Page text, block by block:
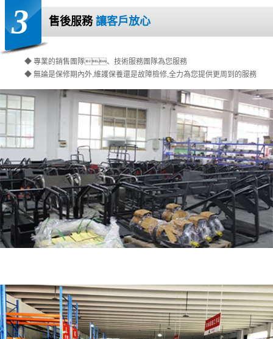
3 售後服務讓客戶放心
◆ 專業的銷售團隊、技術服務團隊為您服務
◆ 無論是保修期內外,維護保養還是故障檢修,全力為您提供更周到的服務
黑龍江如何調節高壓粉色网站入口的水壓？
調節高壓粉色网站入口的水壓是確保清洗效果
和設備安全的關鍵步驟。以下是調節方法